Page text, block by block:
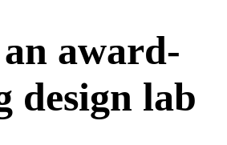
an award-
design lab